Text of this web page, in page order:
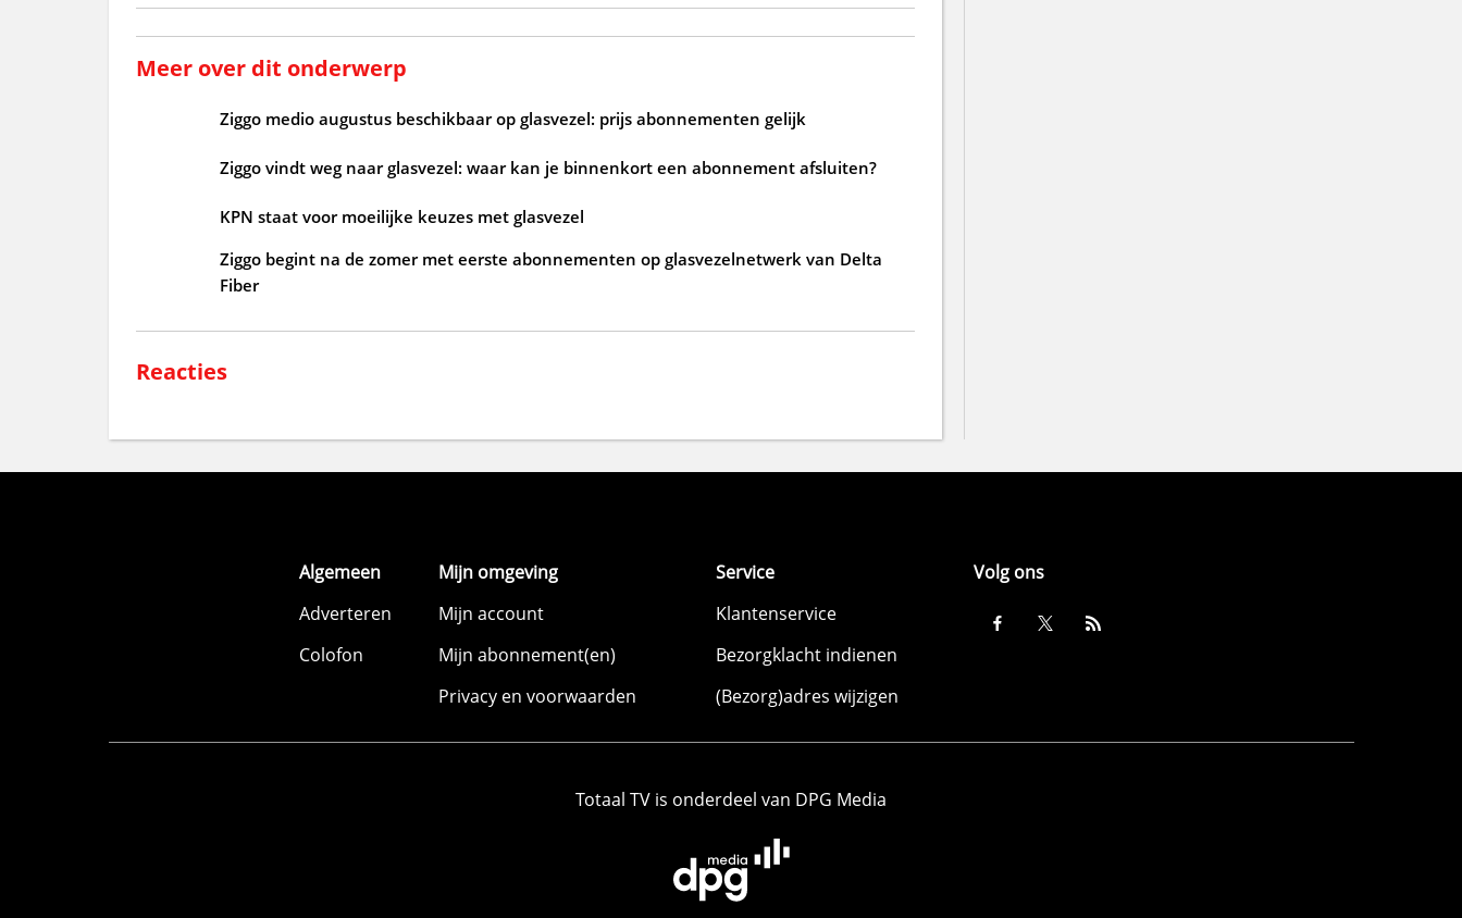
Meer over dit onderwerp
Ziggo medio augustus beschikbaar op glasvezel: prijs abonnementen gelijk
Ziggo vindt weg naar glasvezel: waar kan je binnenkort een abonnement afsluiten?
KPN staat voor moeilijke keuzes met glasvezel
Ziggo begint na de zomer met eerste abonnementen op glasvezelnetwerk van Delta
Fiber
Reacties
Algemeen
Adverteren
Colofon
Mijn omgeving
Mijn account
Mijn abonnement(en)
Privacy en voorwaarden
Service
Klantenservice
Bezorgklacht indienen
(Bezorg)adres wijzigen
Volg ons
Totaal TV is onderdeel van DPG Media